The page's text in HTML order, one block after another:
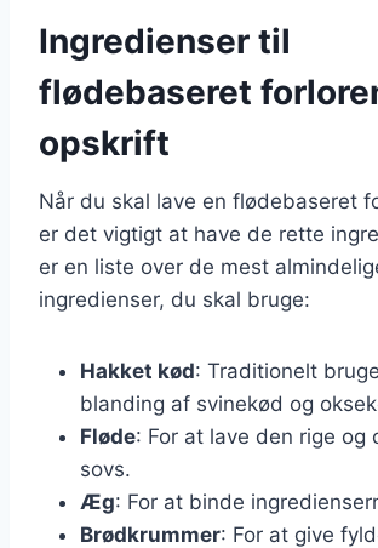
Ingredienser til
flødebaseret
opskrift
Når du skal lave en flødebaseret
er det vigtigt at have de rette
er en liste over de mest
ingredienser, du skal bruge:
Hakket kød: Traditionelt
blanding af svinekød og
Fløde: For at lave den rige og
sovs.
Æg: For at binde
Brødkrummer: For at give